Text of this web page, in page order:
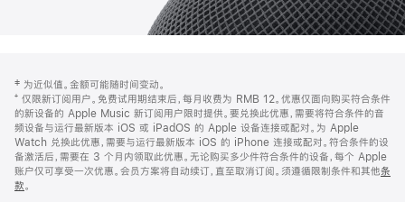
页
页
脚
注
‡ 为近似值。金额可能随时间变动。
⁺ 仅限新订阅用户。免费试用期结束后，每月收费为 RMB 12。优惠仅面向购买符合条件
的新设备的 Apple Music 新订阅用户限时提供。要兑换此优惠，需要将符合条件的音
频设备与运行最新版本 iOS 或 iPadOS 的 Apple 设备连接或配对。为 Apple
Watch 兑换此优惠，需要与运行最新版本 iOS 的 iPhone 连接或配对。符合条件的设
备激活后，需要在 3 个月内领取此优惠。无论购买多少件符合条件的设备，每个 Apple
账户仅可享受一次优惠。会员方案将自动续订，直至取消订阅。须遵循限制条件和其他条
款。